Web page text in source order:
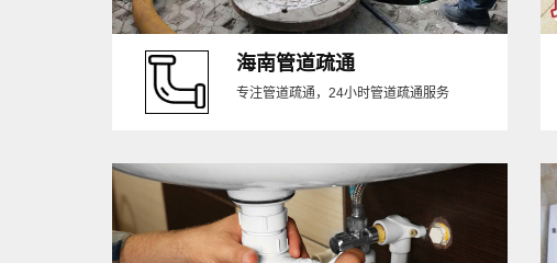
海南管道疏通
专注管道疏通，24小时管道疏通服务